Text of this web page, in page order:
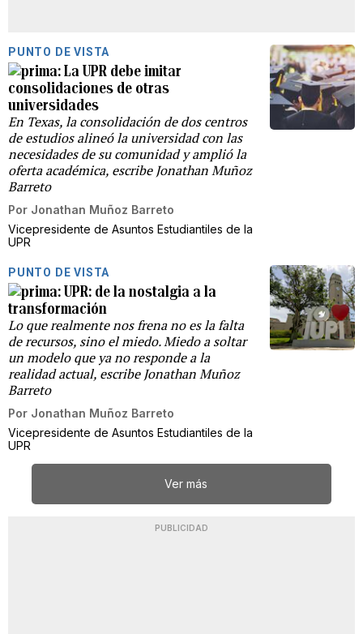
PUNTO DE VISTA
La UPR debe imitar
consolidaciones de otras
universidades
En Texas, la consolidación de dos centros
de estudios alineó la universidad con las
necesidades de su comunidad y amplió la
oferta académica, escribe Jonathan Muñoz
Barreto
Por Jonathan Muñoz Barreto
Vicepresidente de Asuntos Estudiantiles de la
UPR
PUNTO DE VISTA
UPR: de la nostalgia a la
transformación
Lo que realmente nos frena no es la falta
de recursos, sino el miedo. Miedo a soltar
un modelo que ya no responde a la
realidad actual, escribe Jonathan Muñoz
Barreto
Por Jonathan Muñoz Barreto
Vicepresidente de Asuntos Estudiantiles de la
UPR
Ver más
PUBLICIDAD